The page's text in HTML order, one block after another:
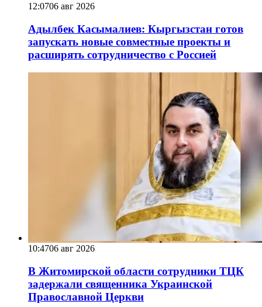
12:0706 авг 2026
Адылбек Касымалиев: Кыргызстан готов
запускать новые совместные проекты и
расширять сотрудничество с Россией
10:4706 авг 2026
В Житомирской области сотрудники ТЦК
задержали священника Украинской
Православной Церкви